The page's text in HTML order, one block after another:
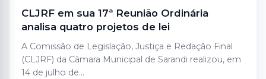
CLJRF em sua 17ª Reunião Ordinária
analisa quatro projetos de lei
A Comissão de Legislação, Justiça e Redação Final
(CLJRF) da Câmara Municipal de Sarandi realizou, em
14 de julho de...